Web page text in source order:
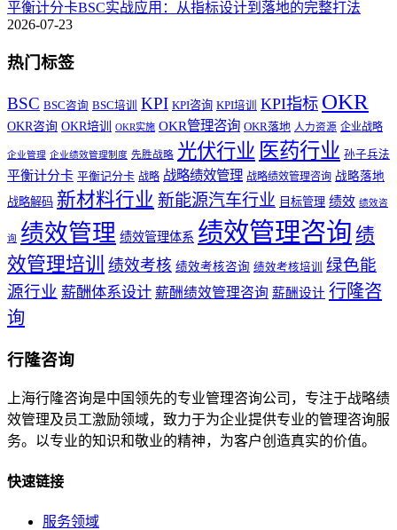
平衡计分卡BSC实战应用：从指标设计到落地的完整打法
2026-07-23
热门标签
BSC BSC咨询 BSC培训 KPI KPI咨询 KPI培训 KPI指标 OKR
OKR咨询 OKR培训 OKR实施 OKR管理咨询 OKR落地 人力资源 企业战略
企业管理 企业绩效管理制度 先胜战略 光伏行业 医药行业 孙子兵法
平衡计分卡 平衡记分卡 战略 战略绩效管理 战略绩效管理咨询 战略落地
战略解码 新材料行业 新能源汽车行业 目标管理 绩效 绩效咨
询 绩效管理 绩效管理体系 绩效管理咨询 绩
效管理培训 绩效考核 绩效考核咨询 绩效考核培训
绿色能
源行业 薪酬体系设计 薪酬绩效管理咨询 薪酬设计 行隆咨
询
行隆咨询
上海行隆咨询是中国领先的专业管理咨询公司，专注于战略绩
效管理及员工激励领域，致力于为企业提供专业的管理咨询服
务。以专业的知识和敬业的精神，为客户创造真实的价值。
快速链接
服务领域